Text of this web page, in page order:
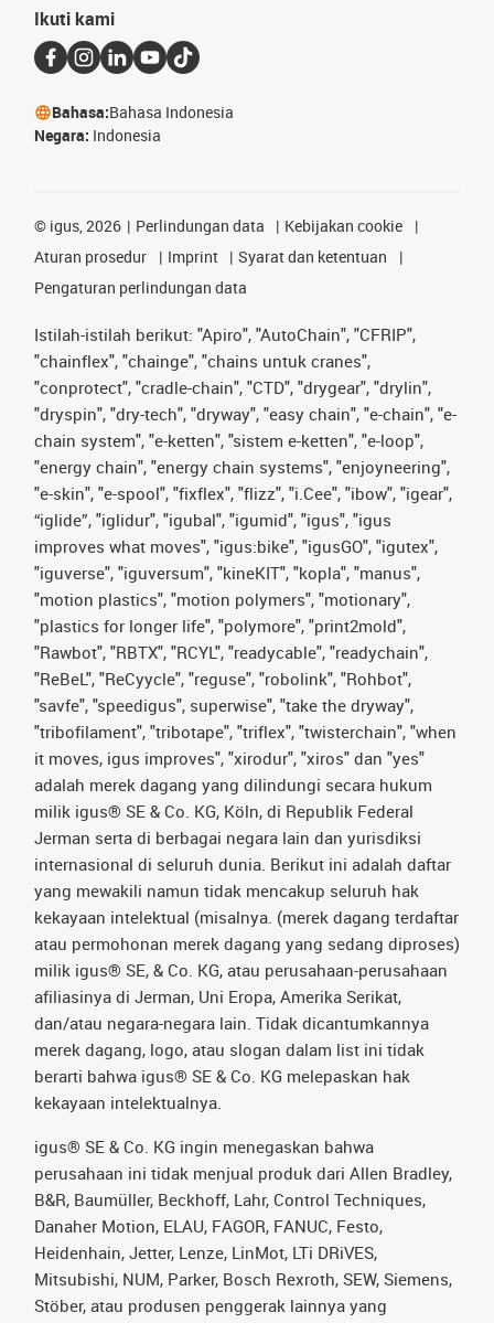
Ikuti kami
Bahasa:Bahasa Indonesia
Negara: Indonesia
© igus, 2026 Perlindungan data
Kebijakan cookie
Aturan prosedur
Imprint
Syarat dan ketentuan
Pengaturan perlindungan data
Istilah-istilah berikut: "Apiro", "AutoChain", "CFRIP",
"chainflex", "chainge", "chains untuk cranes",
"conprotect", "cradle-chain", "CTD", "drygear", "drylin",
"dryspin", "dry-tech", "dryway", "easy chain", "e-chain", "e-
chain system", "e-ketten", "sistem e-ketten", "e-loop",
"energy chain", "energy chain systems", "enjoyneering",
"e-skin", "e-spool", "fixflex", "flizz", "i.Cee", "ibow", "igear",
“iglide”, "iglidur", "igubal", "igumid", "igus", "igus
improves what moves", "igus:bike", "igusGO", "igutex",
"iguverse", "iguversum", "kineKIT", "kopla", "manus",
"motion plastics", "motion polymers", "motionary",
"plastics for longer life", "polymore", "print2mold",
"Rawbot", "RBTX", "RCYL", "readycable", "readychain",
"ReBeL", "ReCyycle", "reguse", "robolink", "Rohbot",
"savfe", "speedigus", superwise", "take the dryway",
"tribofilament", "tribotape", "triflex", "twisterchain", "when
it moves, igus improves", "xirodur", "xiros" dan "yes"
adalah merek dagang yang dilindungi secara hukum
milik igus® SE & Co. KG, Köln, di Republik Federal
Jerman serta di berbagai negara lain dan yurisdiksi
internasional di seluruh dunia. Berikut ini adalah daftar
yang mewakili namun tidak mencakup seluruh hak
kekayaan intelektual (misalnya. (merek dagang terdaftar
atau permohonan merek dagang yang sedang diproses)
milik igus® SE, & Co. KG, atau perusahaan-perusahaan
afiliasinya di Jerman, Uni Eropa, Amerika Serikat,
dan/atau negara-negara lain. Tidak dicantumkannya
merek dagang, logo, atau slogan dalam list ini tidak
berarti bahwa igus® SE & Co. KG melepaskan hak
kekayaan intelektualnya.
igus® SE & Co. KG ingin menegaskan bahwa
perusahaan ini tidak menjual produk dari Allen Bradley,
B&R, Baumüller, Beckhoff, Lahr, Control Techniques,
Danaher Motion, ELAU, FAGOR, FANUC, Festo,
Heidenhain, Jetter, Lenze, LinMot, LTi DRiVES,
Mitsubishi, NUM, Parker, Bosch Rexroth, SEW, Siemens,
Stöber, atau produsen penggerak lainnya yang